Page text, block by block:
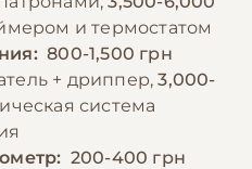
гусениц и
и термостатом
800-1,500 грн
+ дриппер,3,000-
система
200-400 грн